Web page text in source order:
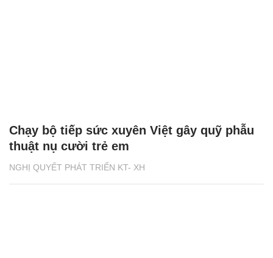
NGHỊ QUYẾT PHÁT TRIỂN KT- XH
Chạy bộ tiếp sức xuyên Việt gây quỹ phẫu
thuật nụ cười trẻ em